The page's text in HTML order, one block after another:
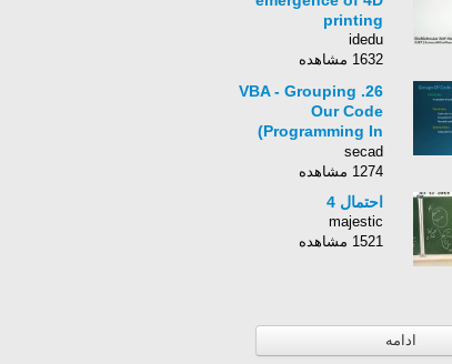
printing
idedu
1632 مشاهده
26. VBA - Grouping
Our Code
(Programming In
Access 2013)
secad
1274 مشاهده
احتمال 4
majestic
1521 مشاهده
ادامه